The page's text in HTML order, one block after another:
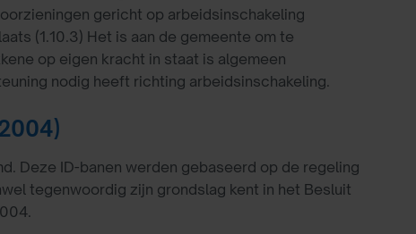
gericht op arbeidsinschakeling
(1.10.3) Het is aan de gemeente om te
op eigen kracht in staat is algemeen
nodig heeft richting arbeidsinschakeling.
Deze ID-banen werden gebaseerd op de regeling
tegenwoordig zijn grondslag kent in het Besluit